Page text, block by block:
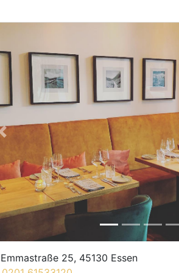
Previous
Emmastraße 25, 45130 Essen